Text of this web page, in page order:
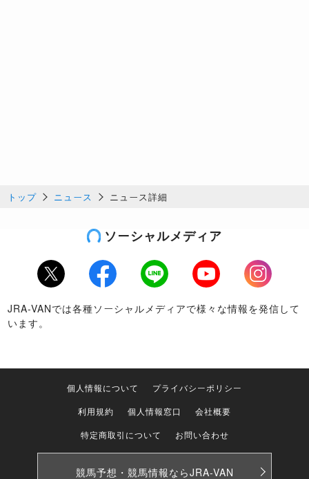
トップ ニュース ニュース詳細
ソーシャルメディア
Twitter Facebook LINE Youtube
Instagram
JRA-VANでは各種ソーシャルメディアで様々な情報を発信して
います。
個人情報について
プライバシーポリシー
利用規約
個人情報窓口
会社概要
特定商取引について
お問い合わせ
競馬予想・競馬情報ならJRA-VAN